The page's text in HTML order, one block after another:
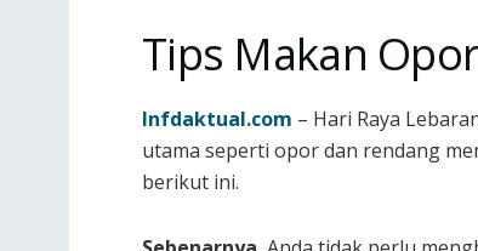
Tips Makan
Infdaktual.com – Hari Raya
utama seperti opor dan rendang
berikut ini.